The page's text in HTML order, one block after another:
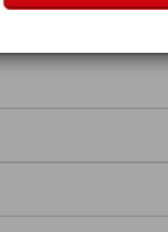
）